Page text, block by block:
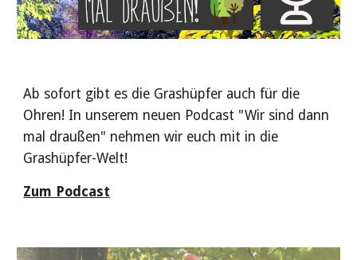
Ab sofort gibt es die Grashüpfer auch für die
Ohren! In unserem neuen Podcast "Wir sind dann
mal draußen" nehmen wir euch mit in die
Grashüpfer-Welt!
Zum Podcast